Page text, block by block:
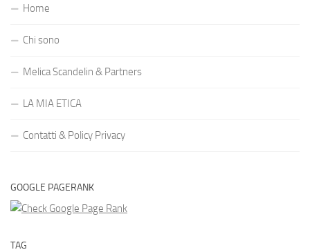
Home
Chi sono
Melica Scandelin & Partners
LA MIA ETICA
Contatti & Policy Privacy
GOOGLE PAGERANK
TAG